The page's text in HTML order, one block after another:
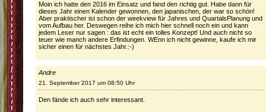
Moin ich hatte den 2016 im Einsatz und fand den richtig gut. Habe dann für
dieses Jahr einen Kalender gewonnen, den japanischen, der war so schön!
Aber praktischer ist schon der weekview für Jahres und QuartalsPlanung und
vom Aufbau her. Deswegen reihe ich mich hier schnell noch ein und kann
jedem Leser nur sagen : das ist echt ein tolles Konzept! Und auch nicht so
teuer wie manch andere Erfindungen. WEnn ich nicht gewinne, kaufe ich mir
sicher einen für nächstes Jahr.:-)
Andre
21. September 2017 um 08:50 Uhr
Den fände ich auch sehr interessant.